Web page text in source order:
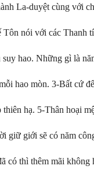
La-duyệt cùng với
nói với các Thanh
hao. Những gì là
hao mòn. 3-Bất cứ
hạ. 5-Thân hoại
giữ giới sẽ có năm
có thì thêm mãi không